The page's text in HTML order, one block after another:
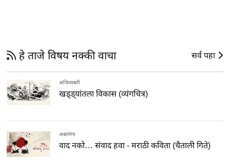
हे ताजे विषय नक्की वाचा सर्व पहा
अभिव्यक्ती
खड्ड्यांतला विकास (व्यंगचित्र)
अक्षरमंच
वाद नको… संवाद हवा - मराठी कविता (चैताली गिते)